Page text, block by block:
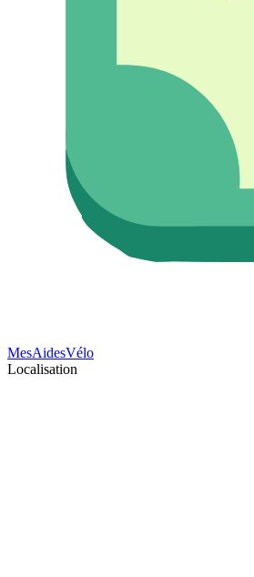
MesAidesVélo
Localisation